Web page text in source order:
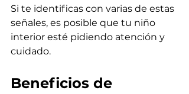
Si te identificas con varias de estas
señales, es posible que tu niño
interior esté pidiendo atención y
cuidado.
Beneficios de